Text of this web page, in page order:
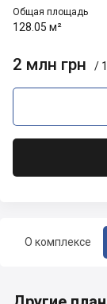
О комплексе
Общая площадь
128.05 м²
2 млн грн /